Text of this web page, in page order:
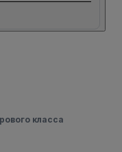
класса